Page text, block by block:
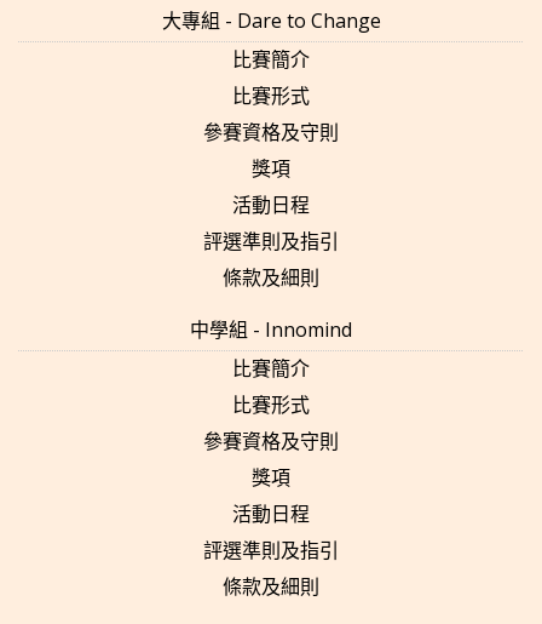
大專組 - Dare to Change
比賽簡介
比賽形式
參賽資格及守則
獎項
活動日程
評選準則及指引
條款及細則
中學組 - Innomind
比賽簡介
比賽形式
參賽資格及守則
獎項
活動日程
評選準則及指引
條款及細則